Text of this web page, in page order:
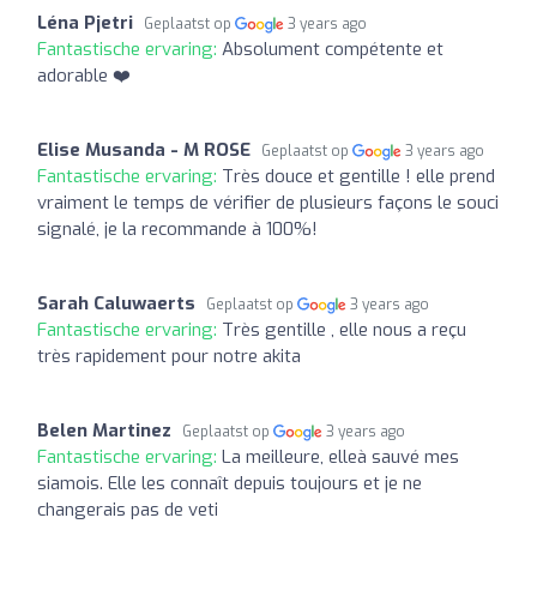
Léna Pjetri Geplaatst op 3 years ago
Fantastische ervaring: Absolument compétente et
adorable ❤️
Elise Musanda - M ROSE Geplaatst op 3 years ago
Fantastische ervaring: Très douce et gentille ! elle prend
vraiment le temps de vérifier de plusieurs façons le souci
signalé, je la recommande à 100%!
Sarah Caluwaerts Geplaatst op 3 years ago
Fantastische ervaring: Très gentille , elle nous a reçu
très rapidement pour notre akita
Belen Martinez Geplaatst op 3 years ago
Fantastische ervaring: La meilleure, elleà sauvé mes
siamois. Elle les connaît depuis toujours et je ne
changerais pas de veti